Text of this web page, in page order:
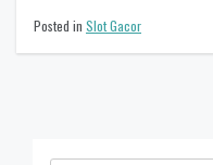
Posted in Slot Gacor